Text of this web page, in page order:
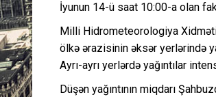
İyunun 14-ü saat 10:00-a olan
Milli Hidrometeorologiya
ölkə ərazisinin əksər yerlərində
Ayrı-ayrı yerlərdə yağıntılar
Düşən yağıntının miqdarı